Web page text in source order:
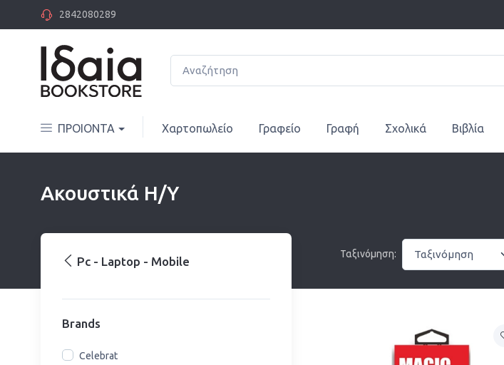
2842080289
ΠΡΟΙΟΝΤΑ Χαρτοπωλείο Γραφείο Γραφή Σχολικά Βιβλία
Ακουστικά Η/Υ
Pc - Laptop - Mobile
Brands
Celebrat
Ταξινόμηση: